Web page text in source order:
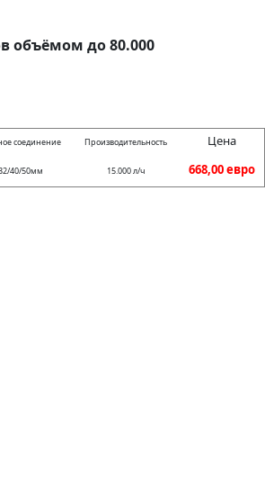
объёмом до 80.000
соединение Производительность Цена
40/50мм 15.000 л/ч 668,00 евро